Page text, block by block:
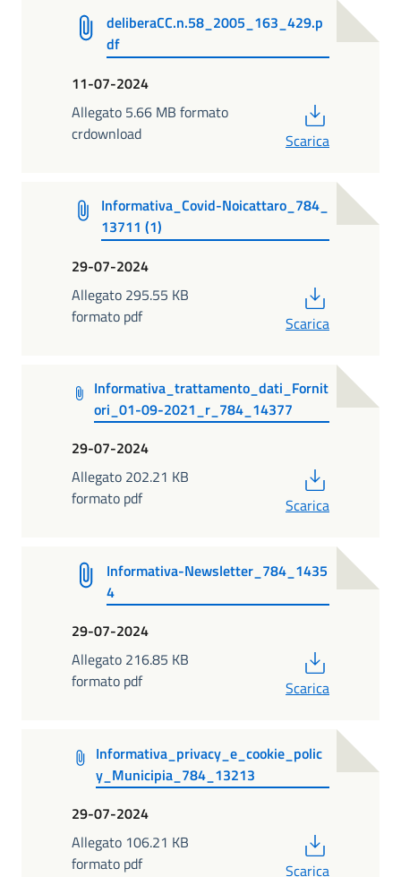
deliberaCC.n.58_2005_163_429.p
df
11-07-2024
Allegato 5.66 MB formato
crdownload
Scarica
Informativa_Covid-Noicattaro_784_
13711 (1)
29-07-2024
Allegato 295.55 KB
formato pdf
Scarica
Informativa_trattamento_dati_Fornit
ori_01-09-2021_r_784_14377
29-07-2024
Allegato 202.21 KB
formato pdf
Scarica
Informativa-Newsletter_784_1435
4
29-07-2024
Allegato 216.85 KB
formato pdf
Scarica
Informativa_privacy_e_cookie_polic
y_Municipia_784_13213
29-07-2024
Allegato 106.21 KB
formato pdf
Scarica